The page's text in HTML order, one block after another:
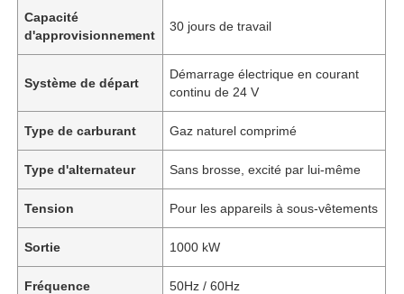
Capacité
d'approvisionnement
30 jours de travail
Système de départ
Démarrage électrique en courant
continu de 24 V
Type de carburant Gaz naturel comprimé
Type d'alternateur Sans brosse, excité par lui-même
Tension Pour les appareils à sous-vêtements
Sortie 1000 kW
Fréquence 50Hz / 60Hz